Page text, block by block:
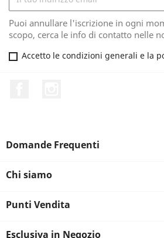
Puoi annullare l'iscrizione in ogni
scopo, cerca le info di contatto nelle
Accetto le condizioni generali e la
Domande Frequenti
Chi siamo
Punti Vendita
Esclusiva in Negozio